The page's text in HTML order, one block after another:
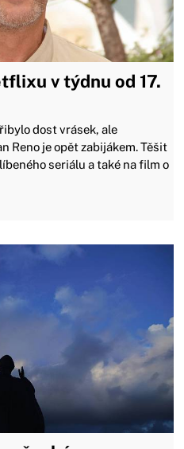
v týdnu od 17.
dost vrásek, ale
Reno je opět zabijákem. Těšit
seriálu a také na film o